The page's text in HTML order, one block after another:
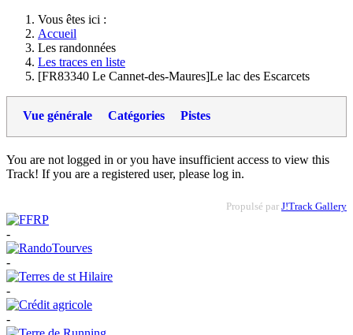
Vous êtes ici :
Accueil
Les randonnées
Les traces en liste
[FR83340 Le Cannet-des-Maures]Le lac des Escarcets
Vue générale Catégories Pistes
You are not logged in or you have insufficient access to view this
Track! If you are a registered user, please log in.
Propulsé par J!Track Gallery
-
-
-
-